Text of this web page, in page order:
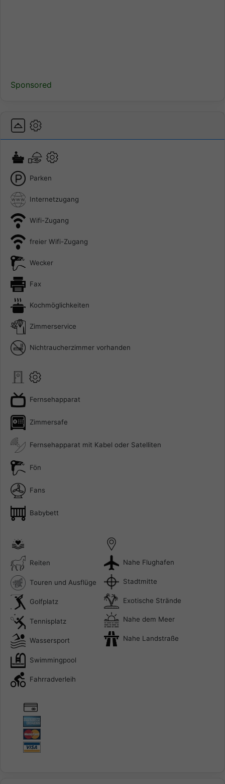
Sponsored
Parken
Internetzugang
Wifi-Zugang
freier Wifi-Zugang
Wecker
Fax
Kochmöglichkeiten
Zimmerservice
Nichtraucherzimmer vorhanden
Fernsehapparat
Zimmersafe
Fernsehapparat mit Kabel oder Satelliten
Fön
Fans
Babybett
Reiten
Touren und Ausflüge
Golfplatz
Tennisplatz
Wassersport
Swimmingpool
Fahrradverleih
Nahe Flughafen
Stadtmitte
Exotische Strände
Nahe dem Meer
Nahe Landstraße